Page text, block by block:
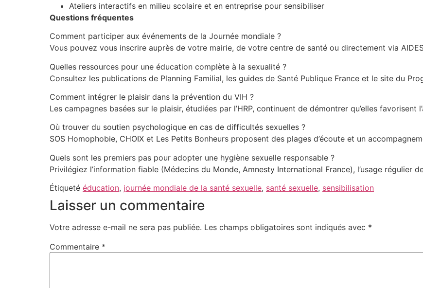
Ateliers interactifs en milieu scolaire et en entreprise pour sensibiliser
Questions fréquentes
Comment participer aux événements de la Journée mondiale ?
Vous pouvez vous inscrire auprès de votre mairie, de votre centre de santé ou directement via
Quelles ressources pour une éducation complète à la sexualité ?
Consultez les publications de Planning Familial, les guides de Santé Publique France et le site du
Comment intégrer le plaisir dans la prévention du VIH ?
Les campagnes basées sur le plaisir, étudiées par l’HRP, continuent de démontrer qu’elles favorisent
Où trouver du soutien psychologique en cas de difficultés sexuelles ?
SOS Homophobie, CHOIX et Les Petits Bonheurs proposent des plages d’écoute et un
Quels sont les premiers pas pour adopter une hygiène sexuelle responsable ?
Privilégiez l’information fiable (Médecins du Monde, Amnesty International France), l’usage régulier
Étiqueté éducation, journée mondiale de la santé sexuelle, santé sexuelle, sensibilisation
Laisser un commentaire
Votre adresse e-mail ne sera pas publiée. Les champs obligatoires sont indiqués avec *
Commentaire *